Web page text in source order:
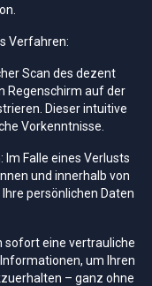
Verfahren:
Scan des dezent
Regenschirm auf der
Dieser intuitive
Vorkenntnisse.
Falle eines Verlusts
und innerhalb von
persönlichen Daten
sofort eine vertrauliche
um Ihren
– ganz ohne